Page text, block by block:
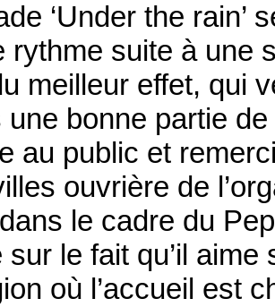
‘Under the rain’
rythme suite à une
meilleur effet, qui
une bonne partie
au public et
ouvrière de
le cadre du
sur le fait qu’il aime
où l’accueil est